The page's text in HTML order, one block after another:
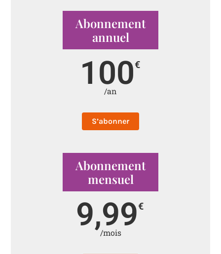
Abonnement
annuel
100€
/an
S’abonner
Abonnement
mensuel
9,99€
/mois